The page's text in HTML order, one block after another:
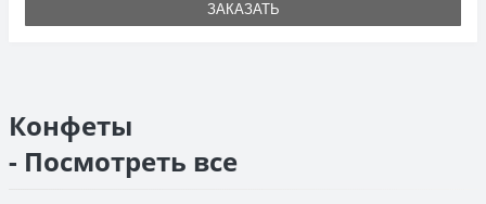
ЗАКАЗАТЬ
Конфеты
- Посмотреть все